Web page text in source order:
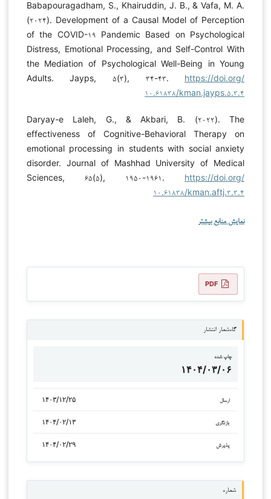
Babapouragadham, S., Khairuddin, J. B., & Vafa, M. A.
(۲۰۲۴). Development of a Causal Model of Perception
of the COVID-۱۹ Pandemic Based on Psychological
Distress, Emotional Processing, and Self-Control With
the Mediation of Psychological Well-Being in Young
Adults. Jayps, ۵(۳), ۳۴-۴۳. https://doi.org/
۱۰.۶۱۸۳۸/kman.jayps.۵.۳.۴
Daryay-e Laleh, G., & Akbari, B. (۲۰۲۲). The
effectiveness of Cognitive-Behavioral Therapy on
emotional processing in students with social anxiety
disorder. Journal of Mashhad University of Medical
Sciences, ۶۵(۵), ۱۹۵۰-۱۹۶۱. https://doi.org/
۱۰.۶۱۸۳۸/kman.aftj.۳.۳.۴
نمایش منابع بیشتر
PDF
گاه‌شمار انتشار
چاپ شده
۱۴۰۴/۰۳/۰۶
ارسال ۱۴۰۳/۱۲/۲۵
بازنگری ۱۴۰۴/۰۲/۱۳
پذیرش ۱۴۰۴/۰۲/۲۹
شماره